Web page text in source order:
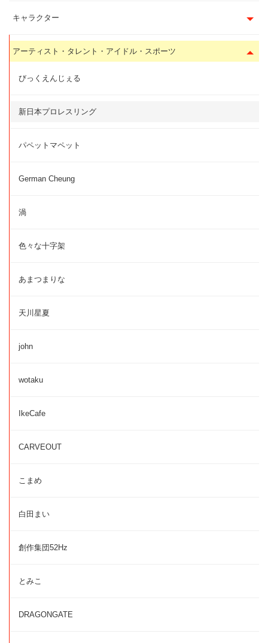
キャラクター
アーティスト・タレント・アイドル・スポーツ
びっくえんじぇる
新日本プロレスリング
パペットマペット
German Cheung
渦
色々な十字架
あまつまりな
天川星夏
john
wotaku
IkeCafe
CARVEOUT
こまめ
白田まい
創作集団52Hz
とみこ
DRAGONGATE